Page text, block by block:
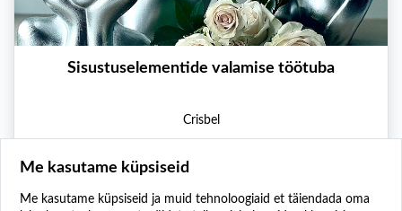
Sisustuselementide valamise töötuba
Crisbel
Me kasutame küpsiseid
Me kasutame küpsiseid ja muid tehnoloogiaid et täiendada oma